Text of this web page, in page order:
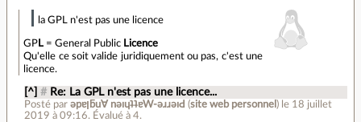
la GPL n'est pas une licence
GP L = General Public Licence
Qu'elle ce soit valide juridiquement ou pas, c'est une
licence.
[^] # Re: La GPL n'est pas une licence...
Posté par ǝpɐןƃu∀ nǝıɥʇʇɐW-ǝɹɹǝıԀ (site web personnel ) le 18 juillet
2019 à 09:16. Évalué à 4.